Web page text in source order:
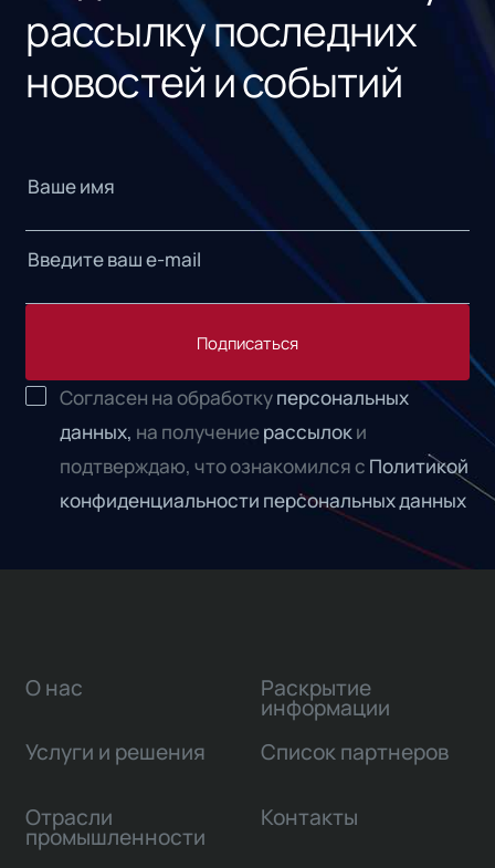
рассылку последних
новостей и событий
Подписаться
Согласен на обработкуперсональных
данных, на получениерассылоки
подтверждаю, что ознакомился с Политикой
конфиденциальности персональных данных
О нас
Услуги и решения
Отрасли
промышленности
Раскрытие
информации
Список партнеров
Контакты